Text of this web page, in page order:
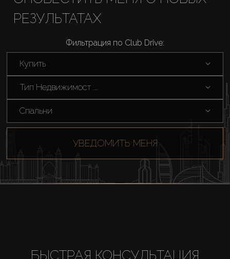
Аренда
Новостройки
AX Journal
Агенты
РЕЗУЛЬТАТАХ
Фильтрация по Club Drive:
Купить
Тип Недвижимост ...
Спальни
УВЕДОМИТЬ МЕНЯ
БЫСТРАЯ КОНСУЛЬТАЦИЯ